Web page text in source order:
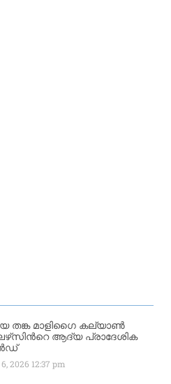
തങ്ക മാളിഗൈ കല്യാണ്‍
ആദ്യ പ്രാദേശിക
2026 12:37 pm